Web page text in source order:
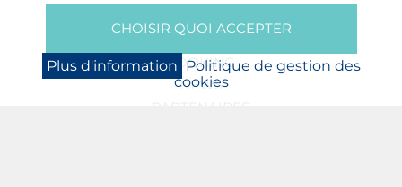
Presse
BOOKING
NEWS
PARTENAIRES
CHOISIR QUOI ACCEPTER
Plus d'information Politique de gestion des
cookies